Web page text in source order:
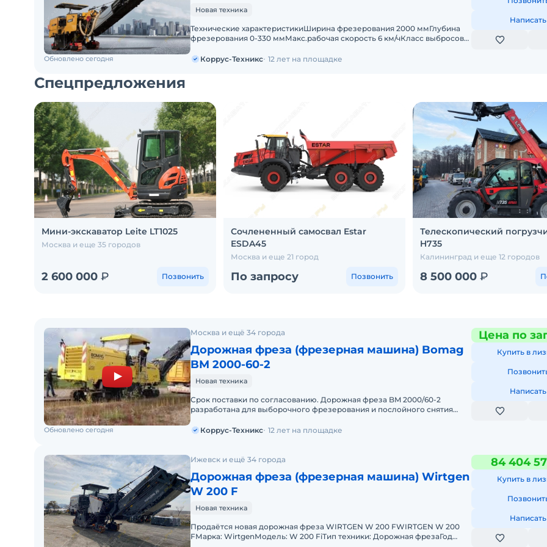
Новая техника
Технические характеристикиШирина фрезерования 2000 ммГлубина
фрезерования 0-330 ммМакс.рабочая скорость 6 км/чКласс выбросов
Написать
Обновлено сегодня Коррус-Техникс 12 лет на площадке
Спецпредложения
Мини-экскаватор Leite LT1025
Москва и еще 35 городов
2 600 000 ₽ Позвонить
Сочлененный самосвал Estar
ESDA45
Москва и еще 21 город
По запросу Позвонить
Телескопический
H735
Калининград и еще 12 городов
8 500 000 ₽
Москва и ещё 34 города
Дорожная фреза (фрезерная машина) Bomag
BM 2000-60-2
Новая техника
Срок поставки по согласованию. Дорожная фреза BM 2000/60-2
разработана для выборочного фрезерования и послойного снятия
Цена по
Купить в
Написать
Обновлено сегодня Коррус-Техникс 12 лет на площадке
Ижевск и ещё 34 города
Дорожная фреза (фрезерная машина) Wirtgen
W 200 F
Новая техника
Продаётся новая дорожная фреза WIRTGEN W 200 FWIRTGEN W 200
FМарка: WirtgenМодель: W 200 FiТип техники: Дорожная фрезаГод
84 404
Купить в
Написать